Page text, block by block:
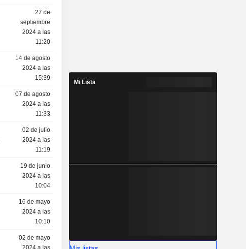
27 de
septiembre
2024 a las
11:20
14 de agosto
2024 a las
15:39
07 de agosto
2024 a las
11:33
02 de julio
2024 a las
11:19
19 de junio
2024 a las
10:04
16 de mayo
2024 a las
10:10
02 de mayo
2024 a las
Mi Lista